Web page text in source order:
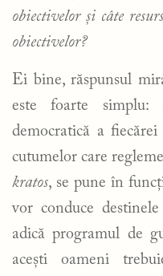
obiectivelor și câte
obiectivelor?
Ei bine, răspunsul
este foarte simplu:
democratică a
cutumelor care
kratos, se pune în
vor conduce
adică programul de
acești oameni